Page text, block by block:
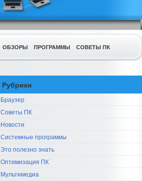
ОБЗОРЫ ПРОГРАММЫ СОВЕТЫ ПК
Рубрики
Браузер
Советы ПК
Новости
Системные программы
Это полезно знать
Оптимизация ПК
Мультимедиа